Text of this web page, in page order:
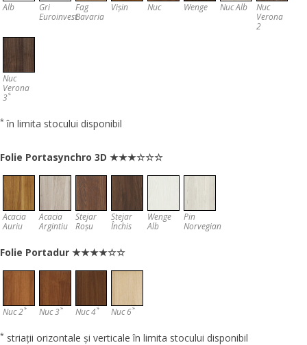
Alb
Gri
Euroinvest
Fag
Bavaria
Vișin Nuc Wenge Nuc Alb
Nuc
Verona
2
Nuc
Verona
3*
* în limita stocului disponibil
Folie Portasynchro 3D ★★★☆☆☆
Acacia
Auriu
Acacia
Argintiu
Stejar
Roșu
Stejar
Închis
Wenge
Alb
Pin
Norvegian
Folie Portadur ★★★★☆☆
Nuc 2* Nuc 3* Nuc 4* Nuc 6*
* striații orizontale și verticale în limita stocului disponibil